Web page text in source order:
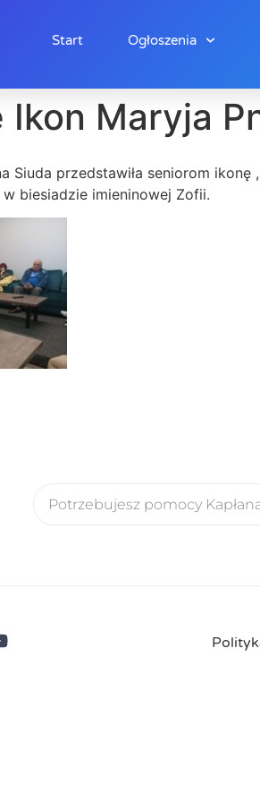
Start Ogłoszenia
Ikon Maryja
Siuda przedstawiła seniorom
biesiadzie imieninowej Zofii.